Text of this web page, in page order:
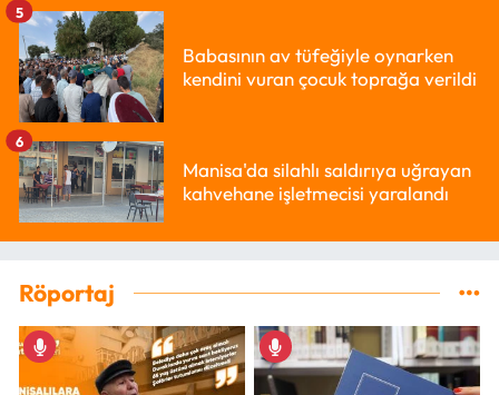
Babasının av tüfeğiyle oynarken
kendini vuran çocuk toprağa verildi
5
Manisa'da silahlı saldırıya uğrayan
kahvehane işletmecisi yaralandı
6
Röportaj